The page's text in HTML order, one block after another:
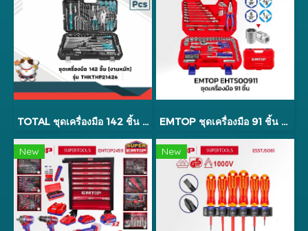
TOTAL ชุดเครื่องมือ 142 ชิ้น (งานหนัก) รุ่น THKTHP21426 EMTOP ชุดเครื่องมือ 91 ชิ้น รุ่น EHTS00911
New New